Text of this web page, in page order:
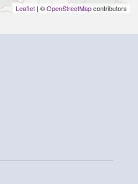
Leaflet | ©OpenStreetMapcontributors